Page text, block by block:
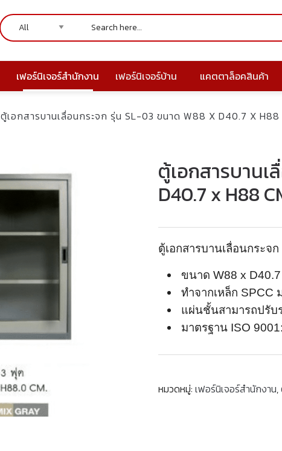
เฟอร์นิเจอร์สำนักงาน เฟอร์นิเจอร์บ้าน แคตตาล็อคสินค้า
ตู้เอกสารบานเลื่อนกระจก รุ่น SL-03 ขนาด W88 X D40.7 X H88
ตู้เอกสารบานเ
D40.7 x H88
ตู้เอกสารบานเลื่อนกระจ
ขนาด W88 x
ทำจากเหล็ก SPCC
แผ่นชั้นสามารถปรับ
มาตรฐาน ISO
หมวดหมู่:เฟอร์นิเจอร์สำนักงาน,